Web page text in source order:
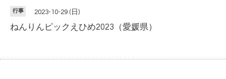
行事 2023-10-29 (日)
ねんりんピックえひめ2023（愛媛県）